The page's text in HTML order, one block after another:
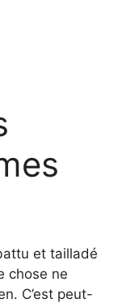
et tailladé
chose ne
C’est peut-